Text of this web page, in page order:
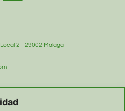
2 - 29002 Málaga